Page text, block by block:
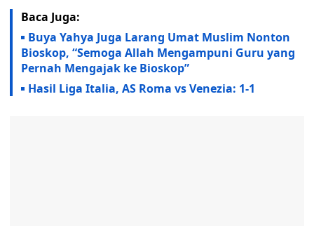
Baca Juga:
Buya Yahya Juga Larang Umat Muslim Nonton
Bioskop, “Semoga Allah Mengampuni Guru yang
Pernah Mengajak ke Bioskop”
Hasil Liga Italia, AS Roma vs Venezia: 1-1